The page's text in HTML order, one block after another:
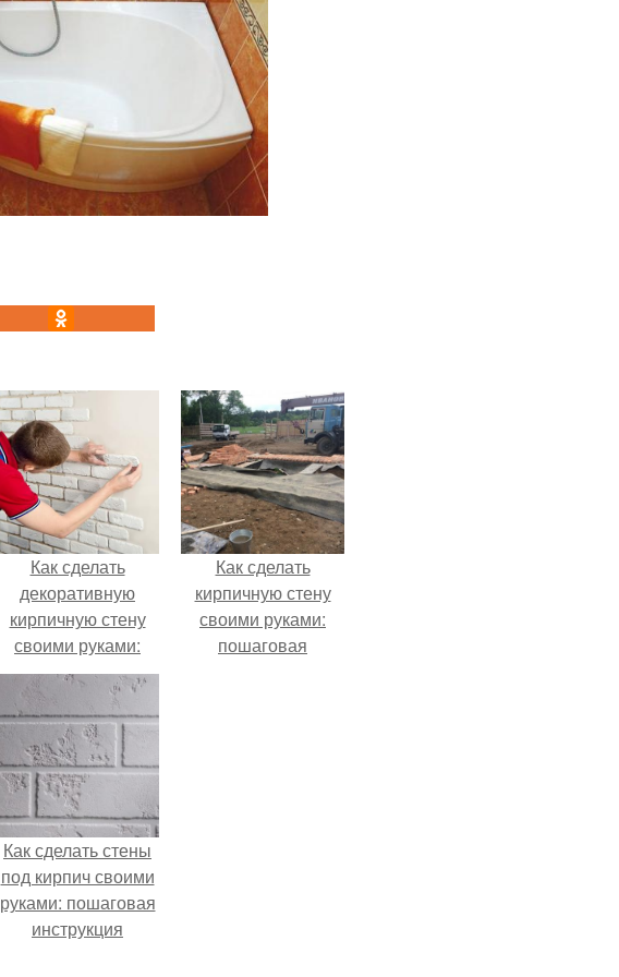
Как сделать
декоративную
кирпичную стену
своими руками:
пошаговая
инструкция
Как сделать
кирпичную стену
своими руками:
пошаговая
Как сделать стены
под кирпич своими
руками: пошаговая
инструкция